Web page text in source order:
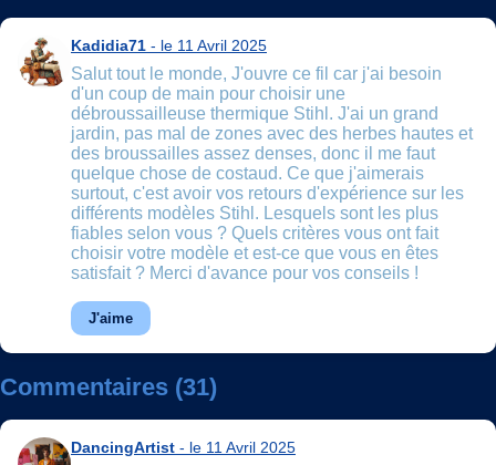
Kadidia71 - le 11 Avril 2025
Salut tout le monde, J'ouvre ce fil car j'ai besoin
d'un coup de main pour choisir une
débroussailleuse thermique Stihl. J'ai un grand
jardin, pas mal de zones avec des herbes hautes et
des broussailles assez denses, donc il me faut
quelque chose de costaud. Ce que j'aimerais
surtout, c'est avoir vos retours d'expérience sur les
différents modèles Stihl. Lesquels sont les plus
fiables selon vous ? Quels critères vous ont fait
choisir votre modèle et est-ce que vous en êtes
satisfait ? Merci d'avance pour vos conseils !
J'aime
Commentaires (31)
DancingArtist - le 11 Avril 2025